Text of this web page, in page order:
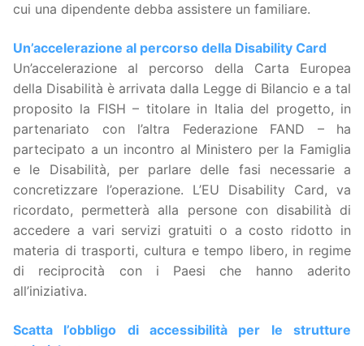
cui una dipendente debba assistere un familiare.
Un’accelerazione al percorso della Disability Card
Un’accelerazione al percorso della Carta Europea
della Disabilità è arrivata dalla Legge di Bilancio e a tal
proposito la FISH – titolare in Italia del progetto, in
partenariato con l’altra Federazione FAND – ha
partecipato a un incontro al Ministero per la Famiglia
e le Disabilità, per parlare delle fasi necessarie a
concretizzare l’operazione. L’EU Disability Card, va
ricordato, permetterà alla persone con disabilità di
accedere a vari servizi gratuiti o a costo ridotto in
materia di trasporti, cultura e tempo libero, in regime
di reciprocità con i Paesi che hanno aderito
all’iniziativa.
Scatta l’obbligo di accessibilità per le strutture